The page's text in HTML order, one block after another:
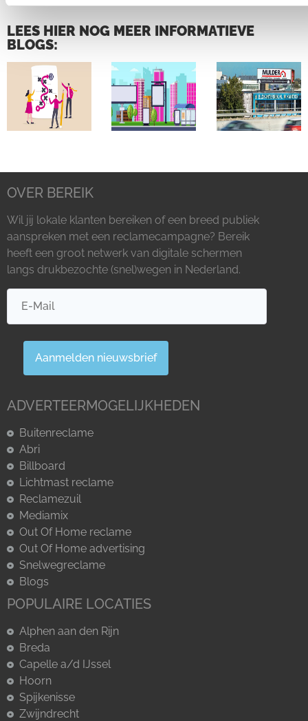
LEES HIER NOG MEER INFORMATIEVE
BLOGS:
Lees
meer
Lees
meer
lees
meer
OVER BEREIK
Wil jij lokale klanten bereiken of een breed publiek
aanspreken met een reclamecampagne? Bereik
heeft een groot netwerk van digitale schermen
langs drukbezochte (snel)wegen in Nederland.
Aanmelden nieuwsbrief
ADVERTEERMOGELIJKHEDEN
Buitenreclame
Abri
Billboard
Lichtmast reclame
Reclamezuil
Mediamix
Out Of Home reclame
Out Of Home advertising
Snelwegreclame
Blogs
POPULAIRE LOCATIES
Alphen aan den Rijn
Breda
Capelle a/d IJssel
Hoorn
Spijkenisse
Zwijndrecht